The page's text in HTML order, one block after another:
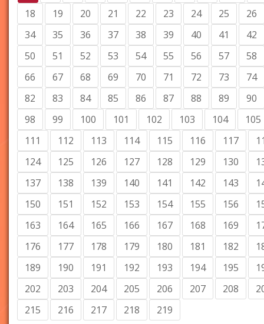
18
19 20 21 22 23 24 25
26
34
35 36 37 38 39 40 41
42
50
51 52 53 54 55 56 57
58
66
67 68 69 70 71 72 73
74
82
83 84 85 86 87 88 89
90
98
99 100 101 102 103 104
105
111
112 113 114 115 116 117
124
125 126 127 128 129 130
137
138 139 140 141 142 143
150
151 152 153 154 155 156
163
164 165 166 167 168 169
176
177 178 179 180 181 182
189
190 191 192 193 194 195
202
203 204 205 206 207 208
215
216 217 218 219